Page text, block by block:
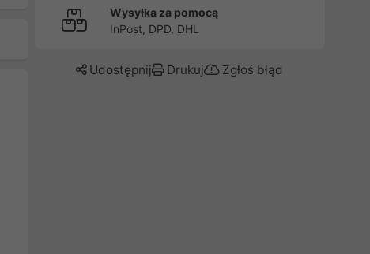
Wysyłka za pomocą
InPost, DPD, DHL
Udostępnij Drukuj Zgłoś błąd